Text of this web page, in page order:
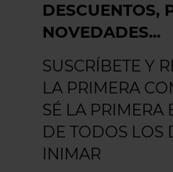
DESCUENTOS,
NOVEDADES...
SUSCRÍBETE Y
LA PRIMERA
SÉ LA PRIMERA
DE TODOS LOS
INIMAR